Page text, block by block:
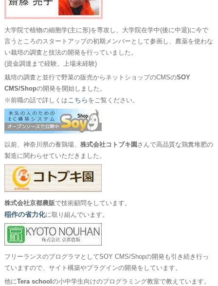
大学院で植物の細胞学(主に形)を専攻し、大学院在学中(後に中退)に今で
言うところのスタートアップの初期メンバーとして参画し、農薬を使わな
い栽培の調査と技法の開発を行っていました。
(資金調達まで経験。上場未経験)
栽培の調査と並行で野菜の販売からネットショップのCMSのSOY
CMS/Shopの開発を開始しました。
※前職の話で詳しくはこちら をご覧ください。
以前、神奈川県の養鶏場、 株式会社コトブキ園 さんで高品質な鶏糞堆肥の
製造に関わらせていただきました。
株式会社京都農販で技術顧問をしています。
稲作の省力化に取り組んでいます。
フリーランスのプログラマとしてSOY CMS/Shopの開発も引き続き行っ
ていますので、サイト構築やプラグインの開発をしています。
他にTera school の小中学生向けのプログラミング教室で教えています。